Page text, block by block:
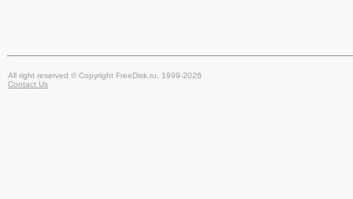
All right reserved © Copyright FreeDisk.ru, 1999-2026
Contact Us